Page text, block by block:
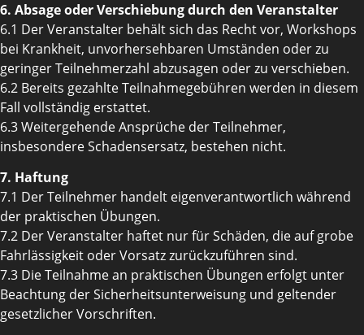
6. Absage oder Verschiebung durch den Veranstalter
6.1 Der Veranstalter behält sich das Recht vor, Workshops
bei Krankheit, unvorhersehbaren Umständen oder zu
geringer Teilnehmerzahl abzusagen oder zu verschieben.
6.2 Bereits gezahlte Teilnahmegebühren werden in diesem
Fall vollständig erstattet.
6.3 Weitergehende Ansprüche der Teilnehmer,
insbesondere Schadensersatz, bestehen nicht.
7. Haftung
7.1 Der Teilnehmer handelt eigenverantwortlich während
der praktischen Übungen.
7.2 Der Veranstalter haftet nur für Schäden, die auf grobe
Fahrlässigkeit oder Vorsatz zurückzuführen sind.
7.3 Die Teilnahme an praktischen Übungen erfolgt unter
Beachtung der Sicherheitsunterweisung und geltender
gesetzlicher Vorschriften.